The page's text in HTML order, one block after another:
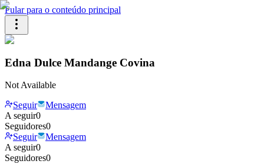
Pular para o conteúdo principal
Edna Dulce Mandange Covina
Not Available
Seguir
Mensagem
A seguir0
Seguidores0
Seguir
Mensagem
A seguir0
Seguidores0